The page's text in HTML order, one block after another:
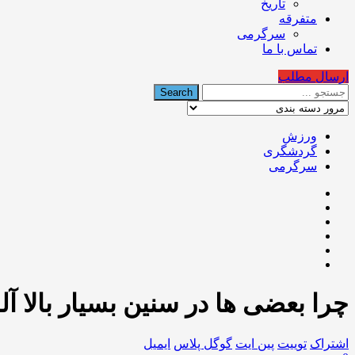
تاریخ
متفرقه
سرگرمی
تماس با ما
ارسال مطلب
ورزش
گردشگری
سرگرمی
چرا بعضی ها در سنین بسیار بالا
اشتراک توییت پین ایت گوگل‌ پلاس ایمیل